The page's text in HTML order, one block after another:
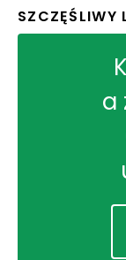
SZCZĘŚLIWY
a